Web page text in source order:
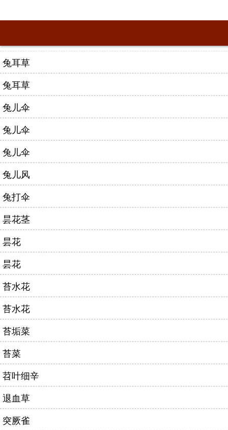
兔耳草
兔耳草
兔儿伞
兔儿伞
兔儿伞
兔儿风
兔打伞
昙花茎
昙花
昙花
苔水花
苔水花
苔垢菜
苔菜
苕叶细辛
退血草
突厥雀